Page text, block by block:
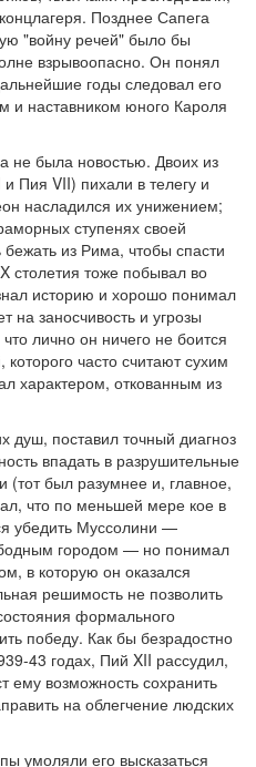
Позднее Сапега
"войну речей" было бы
взрывоопасно. Он понял
годы следовал его
и наставником юного Кароля
не была новостью. Двоих из
Пия VII) пихали в телегу и
насладился их унижением;
ступенях своей
из Рима, чтобы спасти
столетия тоже побывал во
историю и хорошо понимал
на заносчивость и угрозы
лично он ничего не боится
часто считают сухим
характером, откованным из
душ, поставил точный диагноз
впадать в разрушительные
(тот был разумнее и, главное,
что по меньшей мере кое в
убедить Муссолини —
городом — но понимал
в которую он оказался
решимость не позволить
формального
победу. Как бы безрадостно
43 годах, Пий XII рассудил,
ему возможность сохранить
на облегчение людских
умоляли его высказаться